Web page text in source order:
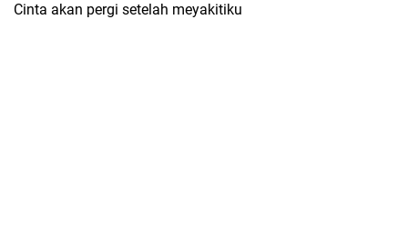
Cinta akan pergi setelah meyakitiku